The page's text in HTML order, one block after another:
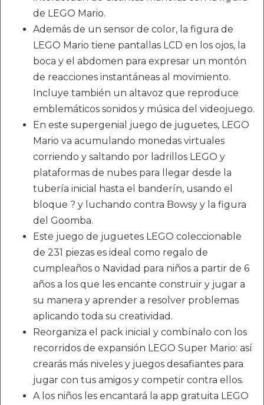
de LEGO Mario.
Además de un sensor de color, la figura de
LEGO Mario tiene pantallas LCD en los ojos, la
boca y el abdomen para expresar un montón
de reacciones instantáneas al movimiento.
Incluye también un altavoz que reproduce
emblemáticos sonidos y música del videojuego.
En este supergenial juego de juguetes, LEGO
Mario va acumulando monedas virtuales
corriendo y saltando por ladrillos LEGO y
plataformas de nubes para llegar desde la
tubería inicial hasta el banderín, usando el
bloque ? y luchando contra Bowsy y la figura
del Goomba.
Este juego de juguetes LEGO coleccionable
de 231 piezas es ideal como regalo de
cumpleaños o Navidad para niños a partir de 6
años a los que les encante construir y jugar a
su manera y aprender a resolver problemas
aplicando toda su creatividad.
Reorganiza el pack inicial y combínalo con los
recorridos de expansión LEGO Super Mario: así
crearás más niveles y juegos desafiantes para
jugar con tus amigos y competir contra ellos.
A los niños les encantará la app gratuita LEGO